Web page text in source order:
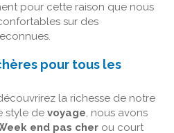
pour cette raison que nous
sur des
pour tous les
la richesse de notre
style de voyage, nous avons
end pas cher ou court